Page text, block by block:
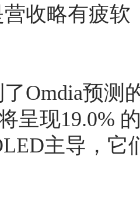
收略有疲
Omdia预测
呈现19.0%
主导，它